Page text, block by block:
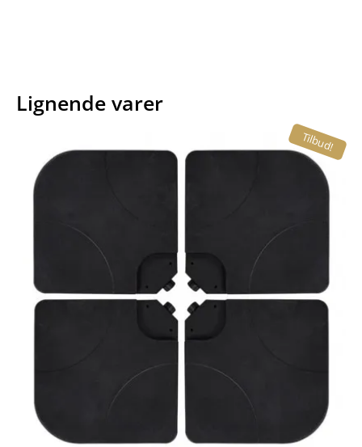
Lignende varer
Tilbud!